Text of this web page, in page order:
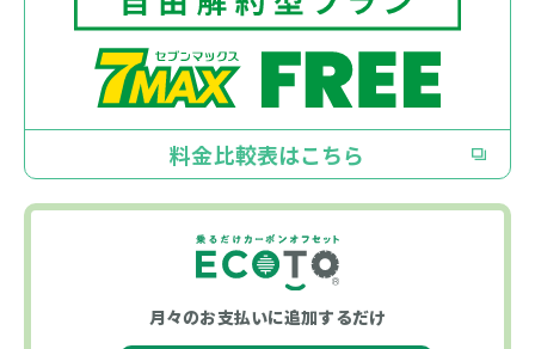
料金比較表はこちら
月々のお支払いに追加するだけ